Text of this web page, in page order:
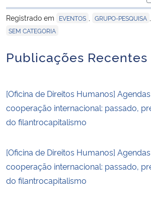
Registrado em
EVENTOS GRUPO-PESQUISA
SEM CATEGORIA
Publicações Recentes
[Oficina de Direitos Humanos]
cooperação internacional: passado,
do filantrocapitalismo
[Oficina de Direitos Humanos]
cooperação internacional: passado,
do filantrocapitalismo